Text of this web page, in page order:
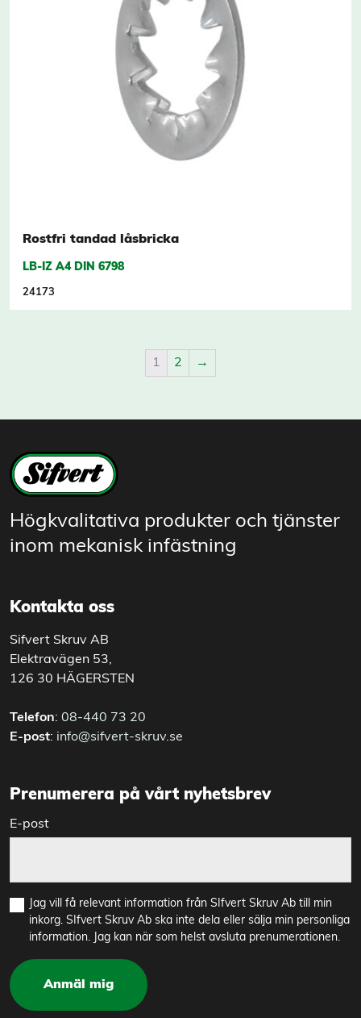
Rostfri tandad låsbricka
LB-IZ A4 DIN 6798
24173
1 2 →
Högkvalitativa produkter och tjänster
inom mekanisk infästning
Kontakta oss
Sifvert Skruv AB
Elektravägen 53,
126 30 HÄGERSTEN
Telefon: 08-440 73 20
E-post: info@sifvert-skruv.se
Prenumerera på vårt nyhetsbrev
E-post
Jag vill få relevant information från SIfvert Skruv Ab till min
inkorg. SIfvert Skruv Ab ska inte dela eller sälja min personliga
information. Jag kan när som helst avsluta prenumerationen.
Anmäl mig